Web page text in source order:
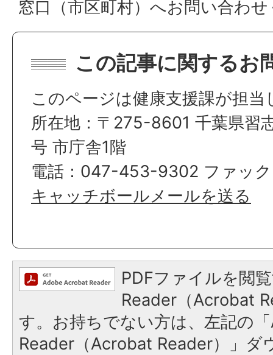
窓口（市区町村）へお問い合わ
この記事に関するお
このページは健康支援課が担当
所在地：〒275-8601 千葉県習
号 市庁舎1階
電話：047-453-9302 ファッ
キャッチボールメールを送る
PDFファイルを閲
Reader（Acrobat
す。お持ちでない方は、左記の
Reader（Acrobat Reader）」ダ